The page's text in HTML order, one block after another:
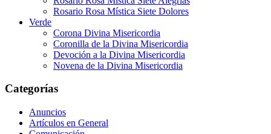
Rosario Rosa Mística Siete Dolores
Verde
Corona Divina Misericordia
Coronilla de la Divina Misericordia
Devoción a la Divina Misericordia
Novena de la Divina Misericordia
Categorías
Anuncios
Artículos en General